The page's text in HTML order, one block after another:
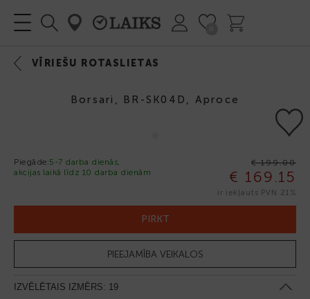
VĪRIEŠU ROTASLIETAS
Borsari, BR-SK04D, Aproce
Piegāde:5-7 darba dienās,
akcijas laikā līdz 10 darba dienām
€ 199.00
€ 169.15
ir iekļauts PVN 21%
PIRKT
PIEEJAMĪBA VEIKALOS
IZVĒLĒTAIS IZMĒRS: 19